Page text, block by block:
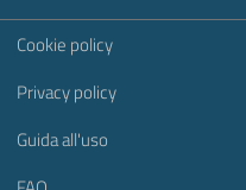
Sezione Link
Cookie policy
Privacy policy
Guida all'uso